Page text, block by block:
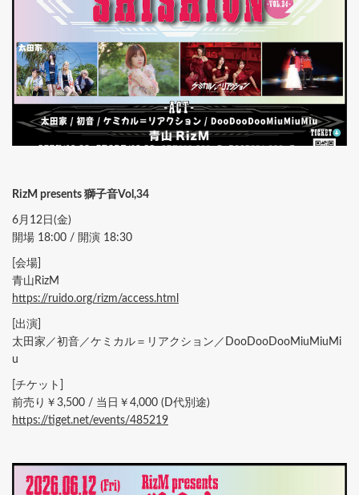
RizM presents 獅子音Vol,34
6月12日(金)
開場 18:00 / 開演 18:30
[会場]
青山RizM
https://ruido.org/rizm/access.html
[出演]
太田家／初音／ケミカル＝リアクション／DooDooDooMiuMiuMi
u
[チケット]
前売り￥3,500 / 当日￥4,000 (D代別途)
https://tiget.net/events/485219